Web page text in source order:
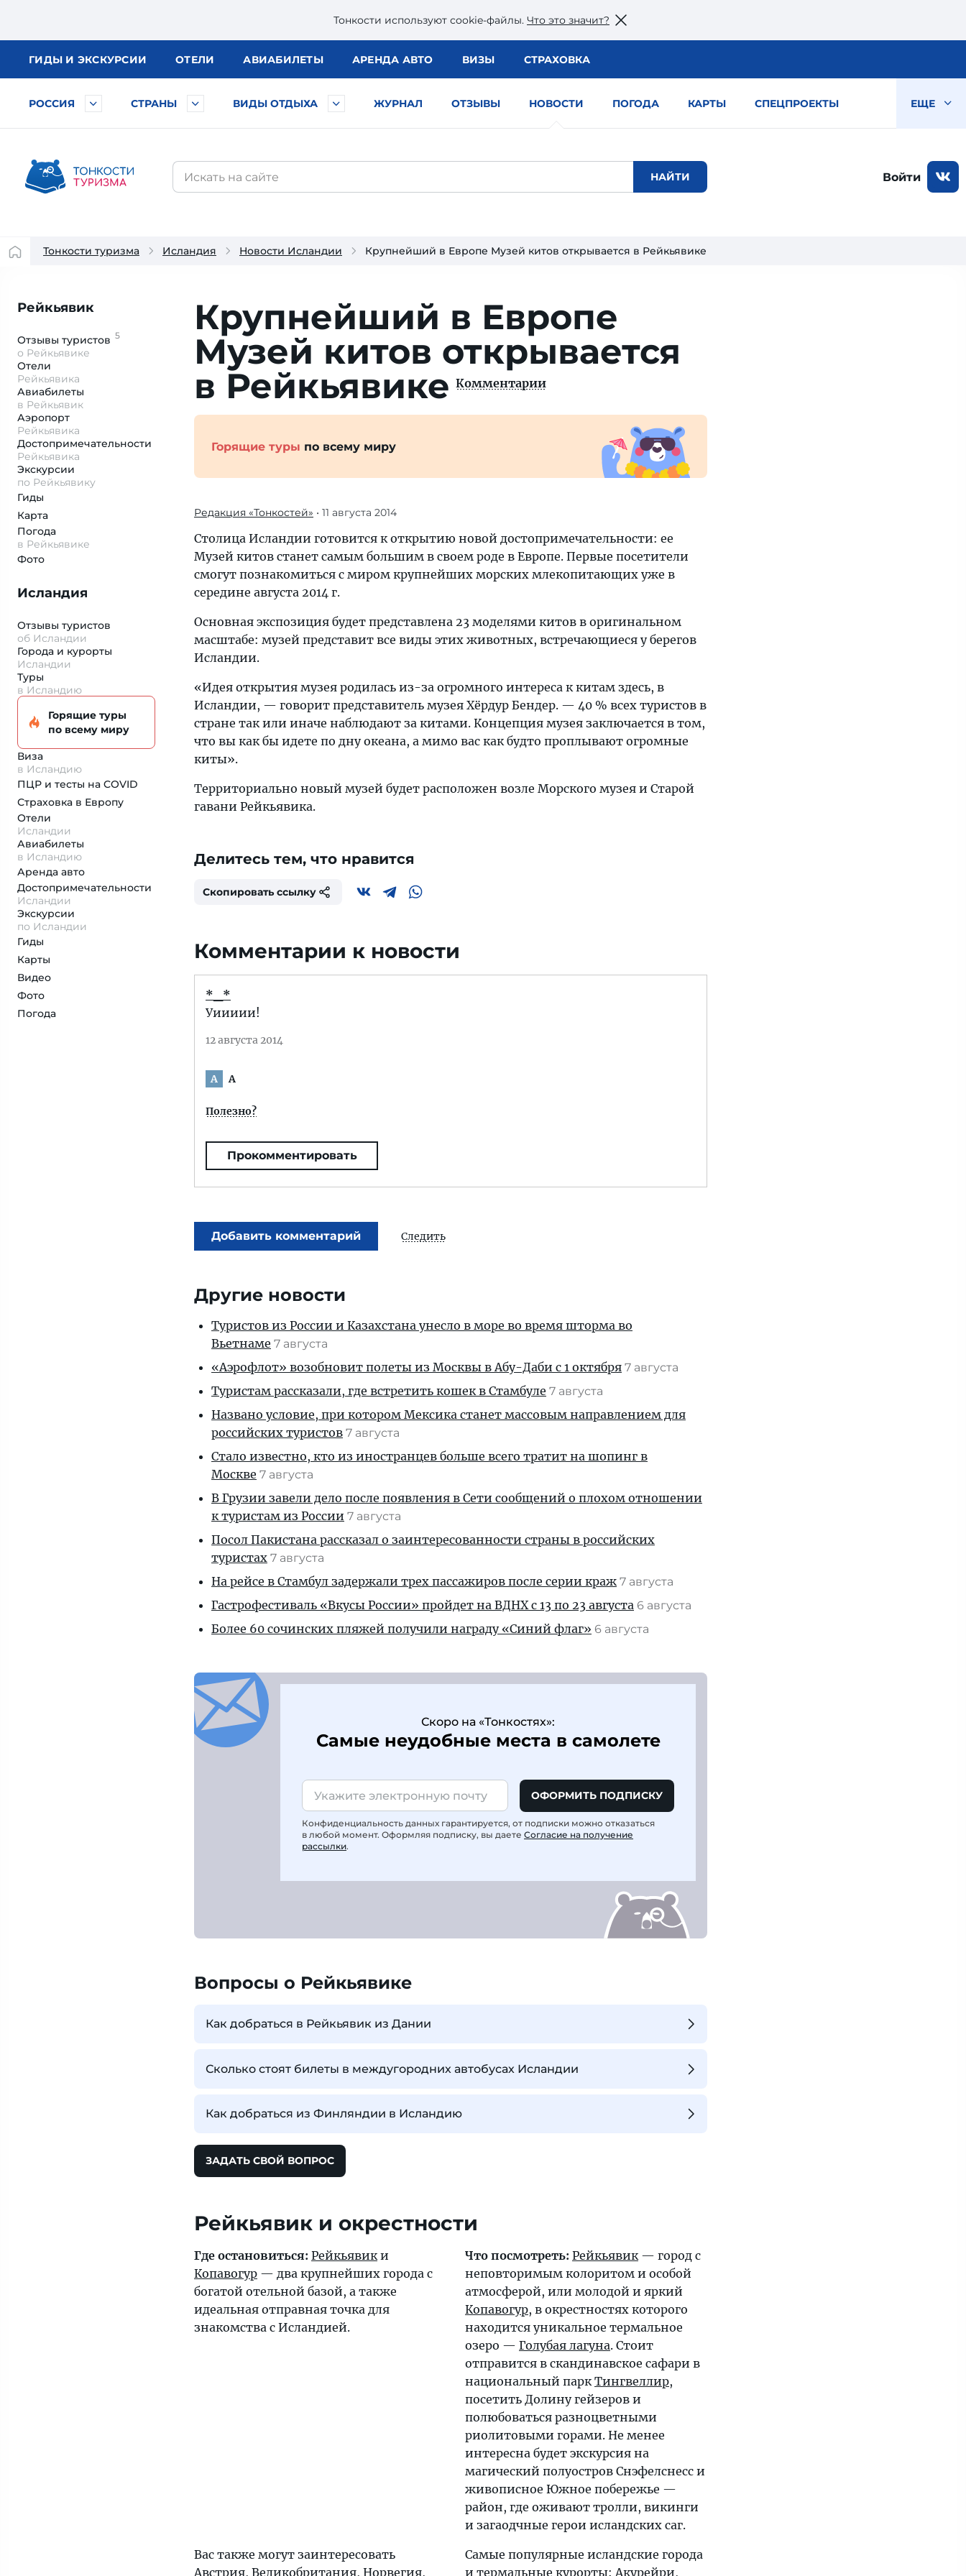
Тонкости используют сookie-файлы. Что это значит?
ГИДЫ И ЭКСКУРСИИ ОТЕЛИ АВИАБИЛЕТЫ АРЕНДА АВТО ВИЗЫ СТРАХОВКА
РОССИЯ СТРАНЫ ВИДЫ ОТДЫХА ЖУРНАЛ ОТЗЫВЫ НОВОСТИ ПОГОДА КАРТЫ СПЕЦПРОЕКТЫ ЕЩЕ
Войти
Тонкости туризма Исландия Новости Исландии Крупнейший в Европе Музей китов открывается в Рейкьявике
Рейкьявик
Отзывы туристов 5
о Рейкьявике
Отели
Рейкьявика
Авиабилеты
в Рейкьявик
Аэропорт
Рейкьявика
Достопримеча­тельности
Рейкьявика
Экскурсии
по Рейкьявику
Гиды
Карта
Погода
в Рейкьявике
Фото
Исландия
Отзывы туристов
об Исландии
Города и курорты
Исландии
Туры
в Исландию
Горящие туры
по всему миру
Виза
в Исландию
ПЦР и тесты на COVID
Страховка в Европу
Отели
Исландии
Авиабилеты
в Исландию
Аренда авто
Достопримеча­тельности
Исландии
Экскурсии
по Исландии
Гиды
Карты
Видео
Фото
Погода
Крупнейший в Европе
Музей китов открывается
в Рейкьявике Комментарии
Горящие туры по всему миру
Редакция «Тонкостей» • 11 августа 2014
Столица Исландии готовится к открытию новой достопримечательности: ее
Музей китов станет самым большим в своем роде в Европе. Первые посетители
смогут познакомиться с миром крупнейших морских млекопитающих уже в
середине августа 2014 г.
Основная экспозиция будет представлена 23 моделями китов в оригинальном
масштабе: музей представит все виды этих животных, встречающиеся у берегов
Исландии.
«Идея открытия музея родилась из-за огромного интереса к китам здесь, в
Исландии, — говорит представитель музея Хёрдур Бендер. — 40 % всех туристов в
стране так или иначе наблюдают за китами. Концепция музея заключается в том,
что вы как бы идете по дну океана, а мимо вас как будто проплывают огромные
киты».
Территориально новый музей будет расположен возле Морского музея и Старой
гавани Рейкьявика.
Делитесь тем, что нравится
Скопировать ссылку
Комментарии к новости
*_*
Уиииии!
12 августа 2014
A A
Полезно?
Прокомментировать
Добавить комментарий Следить
Другие новости
Туристов из России и Казахстана унесло в море во время шторма во
Вьетнаме 7 августа
«Аэрофлот» возобновит полеты из Москвы в Абу-Даби с 1 октября 7 августа
Туристам рассказали, где встретить кошек в Стамбуле 7 августа
Названо условие, при котором Мексика станет массовым направлением для
российских туристов 7 августа
Стало известно, кто из иностранцев больше всего тратит на шопинг в
Москве 7 августа
В Грузии завели дело после появления в Сети сообщений о плохом отношении
к туристам из России 7 августа
Посол Пакистана рассказал о заинтересованности страны в российских
туристах 7 августа
На рейсе в Стамбул задержали трех пассажиров после серии краж 7 августа
Гастрофестиваль «Вкусы России» пройдет на ВДНХ с 13 по 23 августа 6 августа
Более 60 сочинских пляжей получили награду «Синий флаг» 6 августа
Скоро на «Тонкостях»:
Самые неудобные места в самолете
ОФОРМИТЬ ПОДПИСКУ
Конфиденциальность данных гарантируется, от подписки можно отказаться
в любой момент. Оформляя подписку, вы даете Согласие на получение
рассылки.
Вопросы о Рейкьявике
Как добраться в Рейкьявик из Дании
Сколько стоят билеты в междугородних автобусах Исландии
Как добраться из Финляндии в Исландию
ЗАДАТЬ СВОЙ ВОПРОС
Рейкьявик и окрестности
Где остановиться: Рейкьявики
Копавогур — два крупнейших города с
богатой отельной базой, а также
идеальная отправная точка для
знакомства с Исландией.
Что посмотреть: Рейкьявик— город с
неповторимым колоритом и особой
атмосферой, или молодой и яркий
Копавогур, в окрестностях которого
находится уникальное термальное
озеро — Голубая лагуна. Стоит
отправится в скандинавское сафари в
национальный паркТингвеллир,
посетить Долину гейзеров и
полюбоваться разноцветными
риолитовыми горами. Не менее
интересна будет экскурсия на
магический полуостров Снэфелснесс и
живописное Южное побережье —
район, где оживают тролли, викинги
и загаодчные герои исландских саг.
Вас также могут заинтересовать
Австрия, Великобритания, Норвегия,
Самые популярные исландские города
и термальные курорты: Акурейри,